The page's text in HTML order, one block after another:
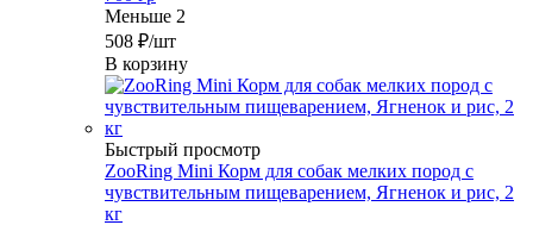
Меньше 2
508 ₽/шт
В корзину
Быстрый просмотр
ZooRing Mini Корм для собак мелких пород с
чувствительным пищеварением, Ягненок и рис, 2
кг